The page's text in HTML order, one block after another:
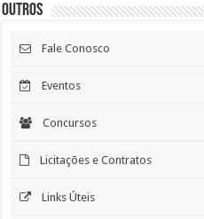
Outros
Fale Conosco
Eventos
Concursos
Licitações e Contratos
Links Úteis